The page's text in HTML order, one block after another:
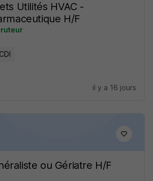
Utilités HVAC -
H/F
CDI
il y a 16 jours
ou Gériatre H/F